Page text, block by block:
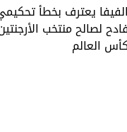
الفيفا يعترف بخطأ
فادح لصالح منتخب
كأس العالم